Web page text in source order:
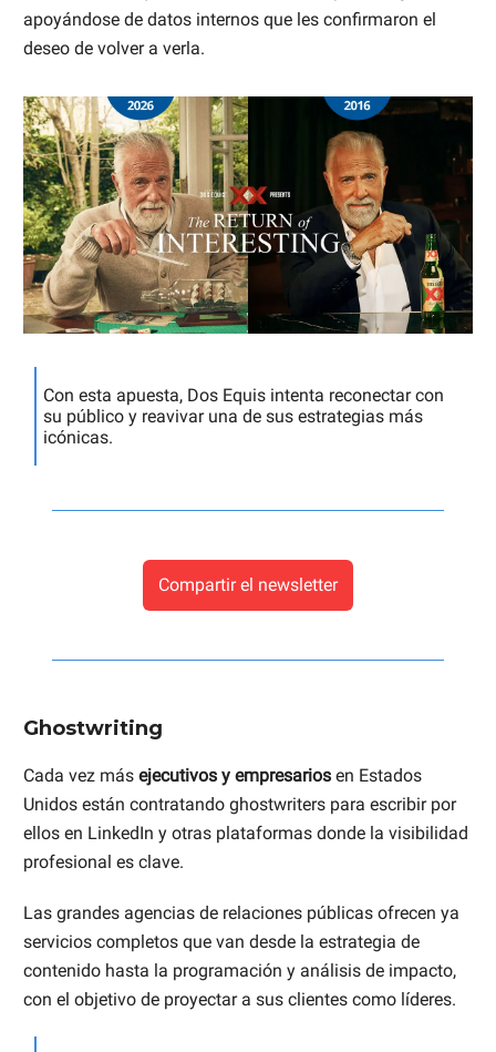
apoyándose de datos internos que les confirmaron el
deseo de volver a verla.
Con esta apuesta, Dos Equis intenta reconectar con
su público y reavivar una de sus estrategias más
icónicas.
Compartir el newsletter
Ghostwriting
Cada vez más ejecutivos y empresarios en Estados
Unidos están contratando ghostwriters para escribir por
ellos en LinkedIn y otras plataformas donde la visibilidad
profesional es clave.
Las grandes agencias de relaciones públicas ofrecen ya
servicios completos que van desde la estrategia de
contenido hasta la programación y análisis de impacto,
con el objetivo de proyectar a sus clientes como líderes.